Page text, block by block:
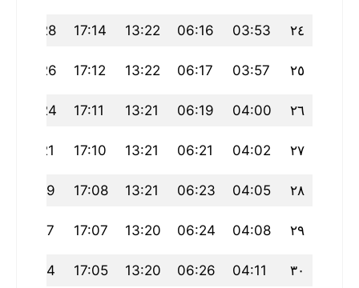
٢٤ 03:53
06:16
13:22
17:14
20:28
٢٥ 03:57
06:17
13:22
17:12
20:26
٢٦ 04:00
06:19
13:21
17:11
20:24
٢٧ 04:02
06:21
13:21
17:10
20:21
٢٨ 04:05
06:23
13:21
17:08
20:19
٢٩ 04:08
06:24
13:20
17:07
20:17
٣٠ 04:11
06:26
13:20
17:05
20:14